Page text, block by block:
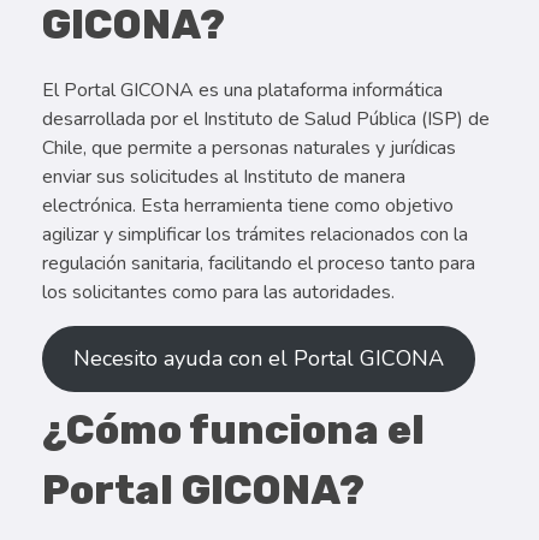
GICONA?
El Portal GICONA es una plataforma informática
desarrollada por el Instituto de Salud Pública (ISP) de
Chile, que permite a personas naturales y jurídicas
enviar sus solicitudes al Instituto de manera
electrónica. Esta herramienta tiene como objetivo
agilizar y simplificar los trámites relacionados con la
regulación sanitaria, facilitando el proceso tanto para
los solicitantes como para las autoridades.
Necesito ayuda con el Portal GICONA
¿Cómo funciona el
Portal GICONA?